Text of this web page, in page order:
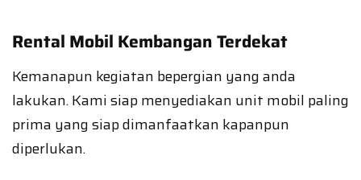
Rental Mobil Kembangan Terdekat
Kemanapun kegiatan bepergian yang anda
lakukan. Kami siap menyediakan unit mobil paling
prima yang siap dimanfaatkan kapanpun
diperlukan.